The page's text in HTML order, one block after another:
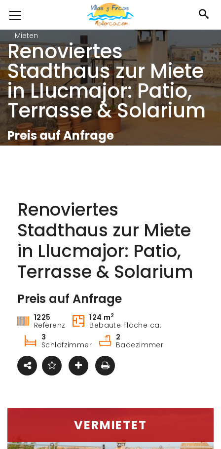
Mieten
Renoviertes
Stadthaus zur Miete
in Llucmajor: Patio,
Terrasse & Solarium
Preis auf Anfrage
Renoviertes
Stadthaus zur Miete
in Llucmajor: Patio,
Terrasse & Solarium
Preis auf Anfrage
1225
Referenz
124 m2
Bebaute Fläche ca.
3
Schlafzimmer
2
Badezimmer
VERMIETET